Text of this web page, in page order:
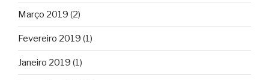
Março 2019 (2)
Fevereiro 2019 (1)
Janeiro 2019 (1)